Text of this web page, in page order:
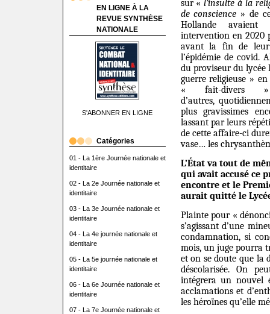
EN LIGNE À LA
REVUE SYNTHÈSE
NATIONALE
S'ABONNER EN LIGNE
Catégories
01 - La 1ère Journée nationale et
identitaire
02 - La 2e Journée nationale et
identitaire
03 - La 3e Journée nationale et
identitaire
04 - La 4e journée nationale et
identitaire
05 - La 5e journée nationale et
identitaire
06 - La 6e Journée nationale et
identitaire
07 - La 7e Journée nationale et
sur «l’insulte à la
de conscience » de
Hollande avaient
intervention en 2020
avant la fin de leur
l’épidémie de covid.
du proviseur du lycée
guerre religieuse » en
« fait-
d’autres,
plus gravissimes
lassant par leurs
de cette affaire-ci
vase… les
L’État va tout de
qui avait accusé ce
encontre et le
aurait quitté le
Plainte pour «
s’agissant d’une
condamnation, si
mois, un juge pourra
et on se doute que la
déscolarisée. On
intégrera un nouvel
acclamations et
les héroïnes qu’elle